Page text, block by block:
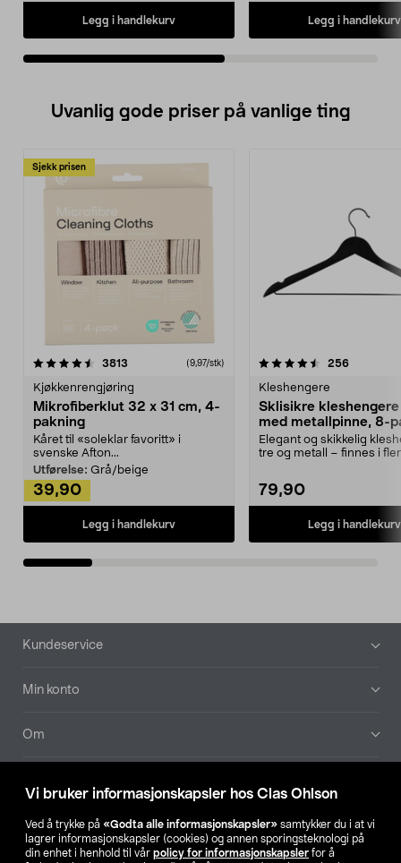
Vi bruker informasjonskapsler hos Clas Ohlson
Ved å trykke på «Godta alle informasjonskapsler» samtykker du i at vi
lagrer informasjonskapsler (cookies) og annen sporingsteknologi på
din enhet i henhold til vår policy for informasjonskapsler for å
Legg i handlekurv Legg i handlekurv
Uvanlig gode priser på vanlige ting
Sjekk prisen
3813 anmeldelser(9,97/stk)
Kjøkkenrengjøring
Mikrofiberklut 32 x 31 cm, 4-
pakning
Kåret til «soleklar favoritt» i
svenske Afton...
Utførelse: Grå/beige
39,90
Legg i handlekurv
4.5av 5 stjerner 256
Kleshengere
Sklisikre
med metallpinne, 8-
Elegant og skikkelig
tre og metall – finnes i
79,90
Legg i handlekurv
4.5av 5 stjerner
Bunntekst
Kundeservice
Min konto
Om
Våre selskaper